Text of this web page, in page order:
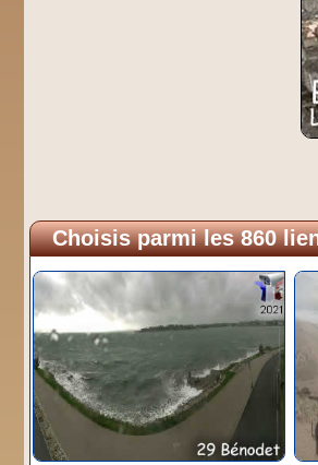
Choisis parmi les 860